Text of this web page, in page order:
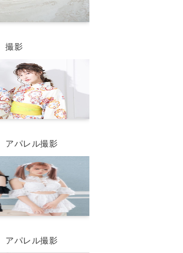
撮影
アパレル撮影
アパレル撮影